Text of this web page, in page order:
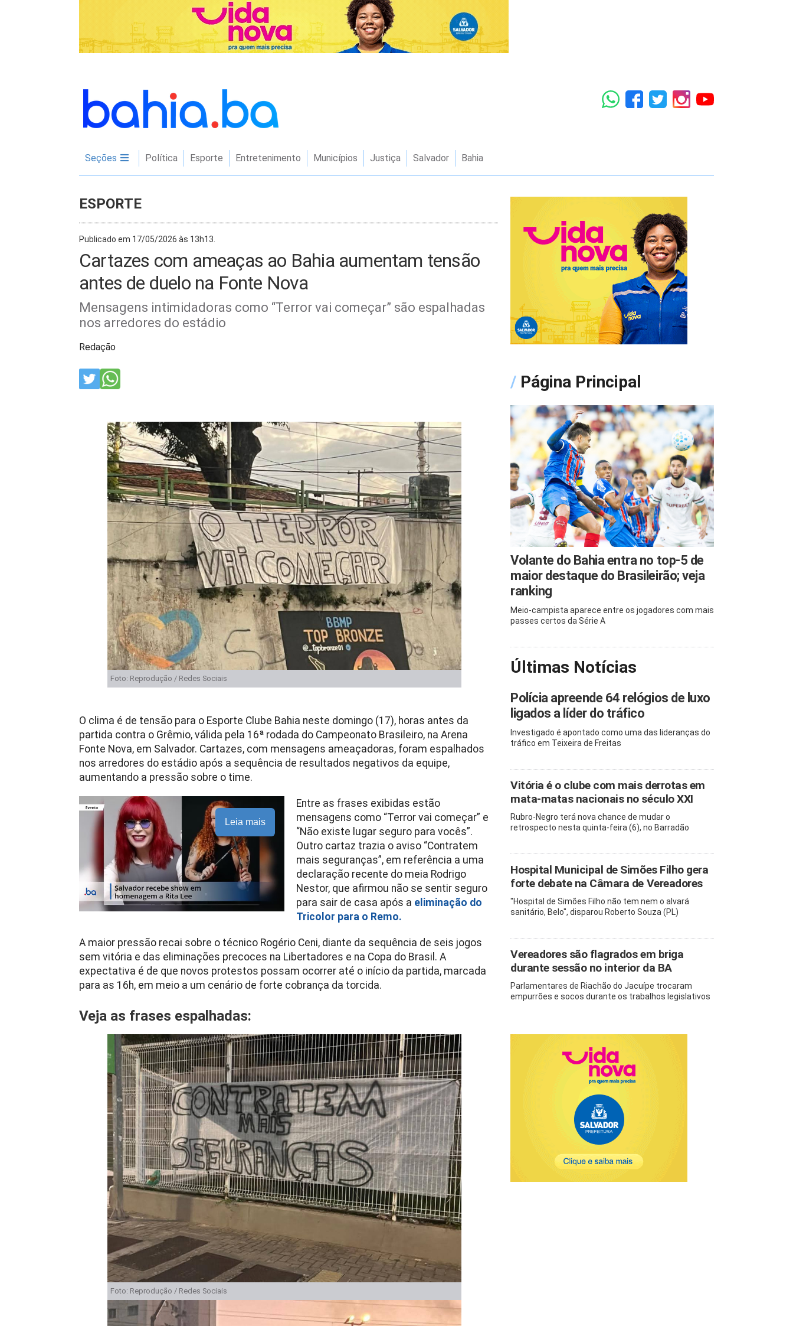
Seções Política Esporte Entretenimento Municípios Justiça Salvador Bahia
ESPORTE
Publicado em 17/05/2026 às 13h13.
Cartazes com ameaças ao Bahia aumentam tensão
antes de duelo na Fonte Nova
Mensagens intimidadoras como “Terror vai começar” são espalhadas
nos arredores do estádio
Redação
Foto: Reprodução / Redes Sociais
O clima é de tensão para o Esporte Clube Bahia neste domingo (17), horas antes da
partida contra o Grêmio, válida pela 16ª rodada do Campeonato Brasileiro, na Arena
Fonte Nova, em Salvador. Cartazes, com mensagens ameaçadoras, foram espalhados
nos arredores do estádio após a sequência de resultados negativos da equipe,
aumentando a pressão sobre o time.
Leia mais
Entre as frases exibidas estão
mensagens como “Terror vai começar” e
“Não existe lugar seguro para vocês”.
Outro cartaz trazia o aviso “Contratem
mais seguranças”, em referência a uma
declaração recente do meia Rodrigo
Nestor, que afirmou não se sentir seguro
para sair de casa após a eliminação do
Tricolor para o Remo.
A maior pressão recai sobre o técnico Rogério Ceni, diante da sequência de seis jogos
sem vitória e das eliminações precoces na Libertadores e na Copa do Brasil. A
expectativa é de que novos protestos possam ocorrer até o início da partida, marcada
para as 16h, em meio a um cenário de forte cobrança da torcida.
Veja as frases espalhadas:
Foto: Reprodução / Redes Sociais
/ Página Principal
Volante do Bahia entra no top-5 de
maior destaque do Brasileirão; veja
ranking
Meio-campista aparece entre os jogadores com mais
passes certos da Série A
Últimas Notícias
Polícia apreende 64 relógios de luxo
ligados a líder do tráfico
Investigado é apontado como uma das lideranças do
tráfico em Teixeira de Freitas
Vitória é o clube com mais derrotas em
mata-matas nacionais no século XXI
Rubro-Negro terá nova chance de mudar o
retrospecto nesta quinta-feira (6), no Barradão
Hospital Municipal de Simões Filho gera
forte debate na Câmara de Vereadores
"Hospital de Simões Filho não tem nem o alvará
sanitário, Belo", disparou Roberto Souza (PL)
Vereadores são flagrados em briga
durante sessão no interior da BA
Parlamentares de Riachão do Jacuípe trocaram
empurrões e socos durante os trabalhos legislativos